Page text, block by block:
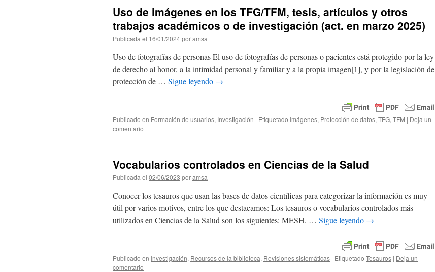
Uso de imágenes en los TFG/TFM, tesis, artículos y otros
trabajos académicos o de investigación (act. en marzo 2025)
Publicada el 16/01/2024poramsa
Uso de fotografías de personas El uso de fotografías de personas o pacientes está protegido por la ley
de derecho al honor, a la intimidad personal y familiar y a la propia imagen[1], y por la legislación de
protección de … Sigue leyendo →
Publicado en Formación de usuarios, Investigación | Etiquetado Imágenes, Protección de datos, TFG, TFM | Deja un
comentario
Vocabularios controlados en Ciencias de la Salud
Publicada el 02/06/2023 poramsa
Conocer los tesauros que usan las bases de datos científicas para categorizar la información es muy
útil por varios motivos, entre los que destacamos: Los tesauros o vocabularios controlados más
utilizados en Ciencias de la Salud son los siguientes: MESH. … Sigue leyendo →
Publicado en Investigación, Recursos de la biblioteca, Revisiones sistemáticas | Etiquetado Tesauros | Deja un
comentario